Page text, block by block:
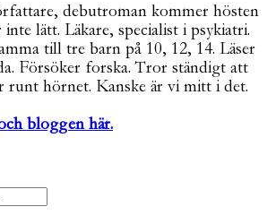
debutroman kommer hösten
lätt. Läkare, specialist i psykiatri.
till tre barn på 10, 12, 14. Läser
Försöker forska. Tror ständigt att
runt hörnet. Kanske är vi mitt i det.
bloggen här.